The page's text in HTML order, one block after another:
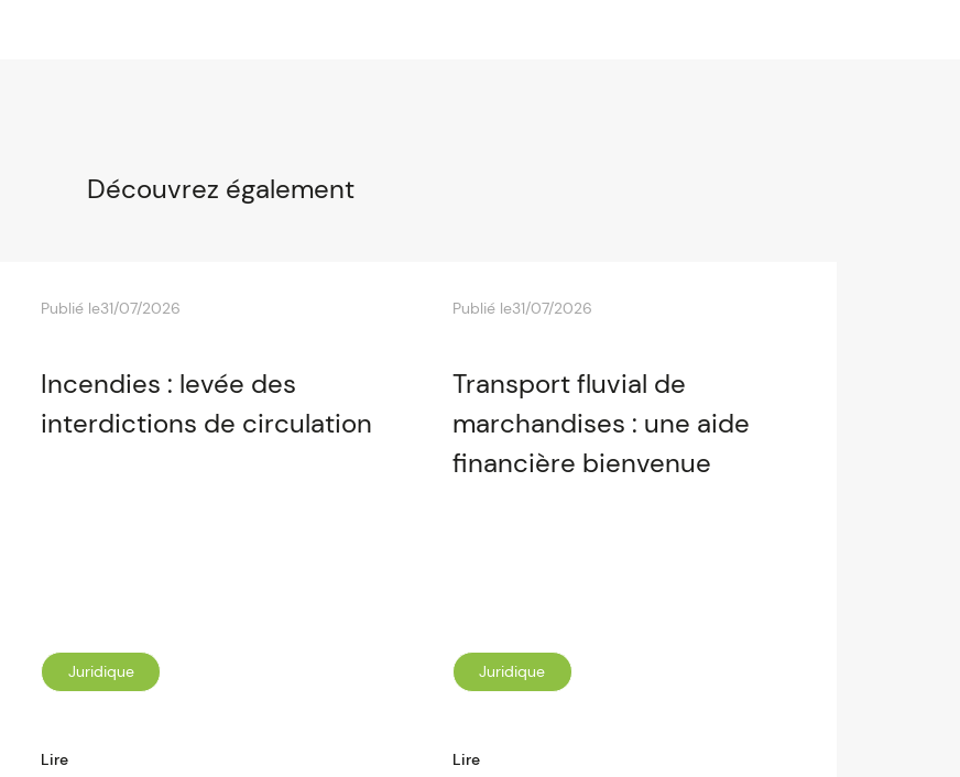
Découvrez également
Publié le31/07/2026
Incendies : levée des
interdictions de circulation
Juridique
Lire
Publié le31/07/2026
Transport fluvial de
marchandises : une aide
financière bienvenue
Juridique
Lire